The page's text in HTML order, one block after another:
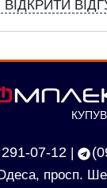
ВІДКРИТИ
07-12
просп.